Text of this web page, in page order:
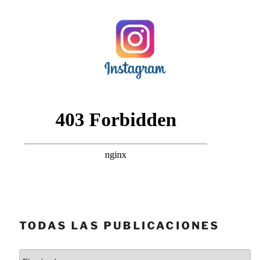
TODAS LAS PUBLICACIONES
Todas